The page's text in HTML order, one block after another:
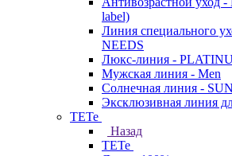
label)
Линия специального
NEEDS
Люкс-линия -
Мужская линия - Men
Солнечная линия - SUN
Эксклюзивная линия
TETe
Назад
TETe